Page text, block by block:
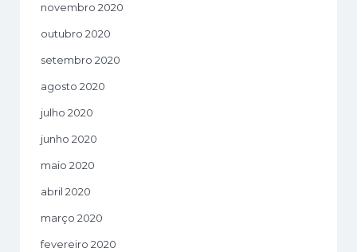
novembro 2020
outubro 2020
setembro 2020
agosto 2020
julho 2020
junho 2020
maio 2020
abril 2020
março 2020
fevereiro 2020